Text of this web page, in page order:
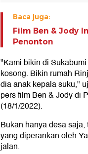
Baca juga:
Film Ben & Jody
Penonton
"Kami bikin di
kosong. Bikin rumah
dia anak kepala suku,"
pers film Ben & Jody di
(18/1/2022).
Bukan hanya desa
yang diperankan oleh
jalan.